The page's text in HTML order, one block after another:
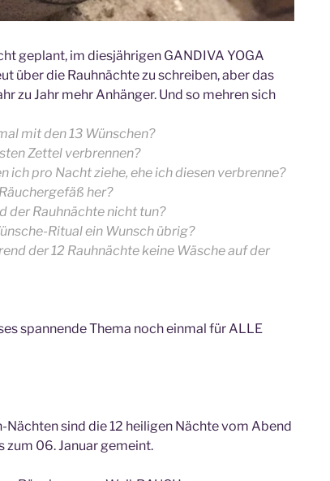
geplant, im diesjährigen GANDIVA YOGA
über die Rauhnächte zu schreiben, aber das
zu Jahr mehr Anhänger. Und so mehren sich
mit den 13 Wünschen?
Zettel verbrennen?
ich pro Nacht ziehe, ehe ich diesen verbrenne?
her?
der Rauhnächte nicht tun?
Ritual ein Wunsch übrig?
der 12 Rauhnächte keine Wäsche auf der
spannende Thema noch einmal für ALLE
Nächten sind die 12 heiligen Nächte vom Abend
zum 06. Januar gemeint.